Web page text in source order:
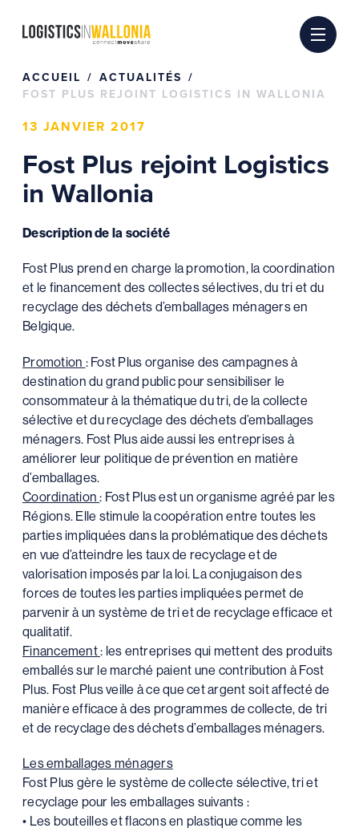
ACCUEIL
ACTUALITÉS
FOST PLUS REJOINT LOGISTICS IN WALLONIA
13 JANVIER 2017
Fost Plus rejoint Logistics
in Wallonia
Description de la société
Fost Plus prend en charge la promotion, la coordination
et le financement des collectes sélectives, du tri et du
recyclage des déchets d’emballages ménagers en
Belgique.
Promotion : Fost Plus organise des campagnes à
destination du grand public pour sensibiliser le
consommateur à la thématique du tri, de la collecte
sélective et du recyclage des déchets d’emballages
ménagers. Fost Plus aide aussi les entreprises à
améliorer leur politique de prévention en matière
d’emballages.
Coordination: Fost Plus est un organisme agréé par les
Régions. Elle stimule la coopération entre toutes les
parties impliquées dans la problématique des déchets
en vue d’atteindre les taux de recyclage et de
valorisation imposés par la loi. La conjugaison des
forces de toutes les parties impliquées permet de
parvenir à un système de tri et de recyclage efficace et
qualitatif.
Financement: les entreprises qui mettent des produits
emballés sur le marché paient une contribution à Fost
Plus. Fost Plus veille à ce que cet argent soit affecté de
manière efficace à des programmes de collecte, de tri
et de recyclage des déchets d’emballages ménagers.
Les emballages ménagers
Fost Plus gère le système de collecte sélective, tri et
recyclage pour les emballages suivants :
• Les bouteilles et flacons en plastique comme les